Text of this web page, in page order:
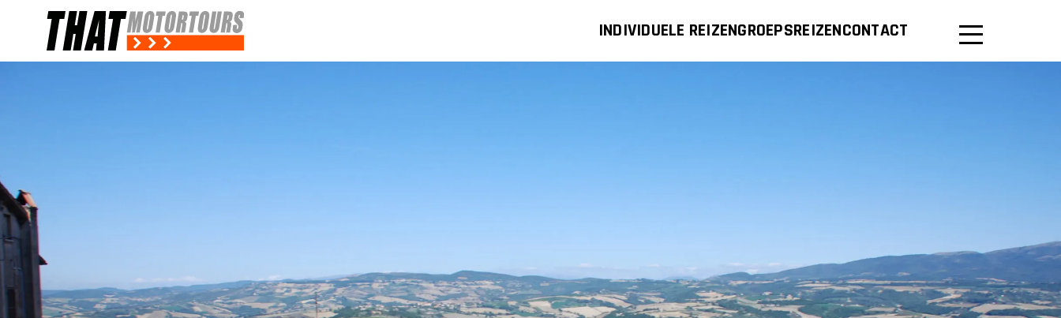
INDIVIDUELE REIZENGROEPSREIZENCONTACT